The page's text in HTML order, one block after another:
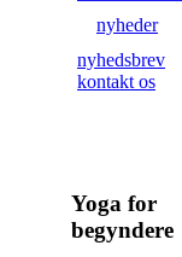
nyheder
nyhedsbrev
kontakt os
Yoga for
begyndere